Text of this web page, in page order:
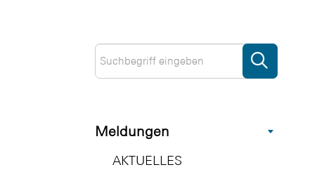
Meldungen
AKTUELLES